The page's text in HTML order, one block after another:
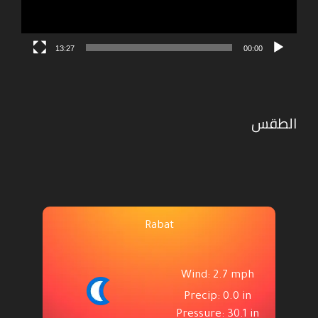
00:00
13:27
الطقس
Rabat
Wind: 2.7 mph
Precip: 0.0 in
Pressure: 30.1 in